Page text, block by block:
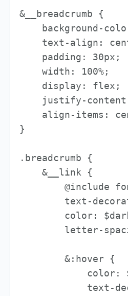
&__breadcrumb {
background-
text-align:
    padding: 30px;
    width: 100%;
    display: flex;
justify-
align-items:
}
.breadcrumb {
    &__link {
@include
text-
color:
letter-
        &:hover {
color:
text-